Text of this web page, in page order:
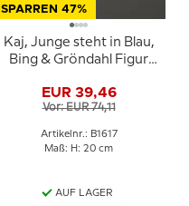
SPARREN 47%
Kaj, Junge steht in Blau,
Bing & Gröndahl Figur
EUR 39,46
Vor: EUR 74,11
Artikelnr.: B1617
Maß: H: 20 cm
AUF LAGER